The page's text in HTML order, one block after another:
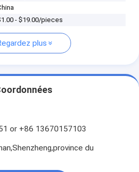
- $19.00/pieces
plus
or +86 13670157103
du